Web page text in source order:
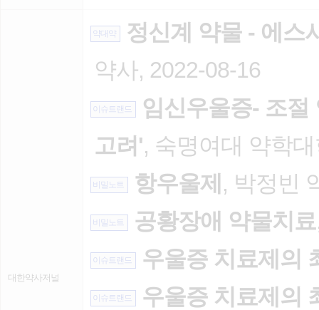
대한약사저널
약대약
정신계 약물 - 에스
약사, 2022-08-16
이슈트랜드
임신우울증- 조절
고려', 숙명여대 약학
비밀노트 항우울제 , 박정빈
비밀노트 공황장애 약물치료
이슈트랜드 우울증 치료제의
이슈트랜드 우울증 치료제의